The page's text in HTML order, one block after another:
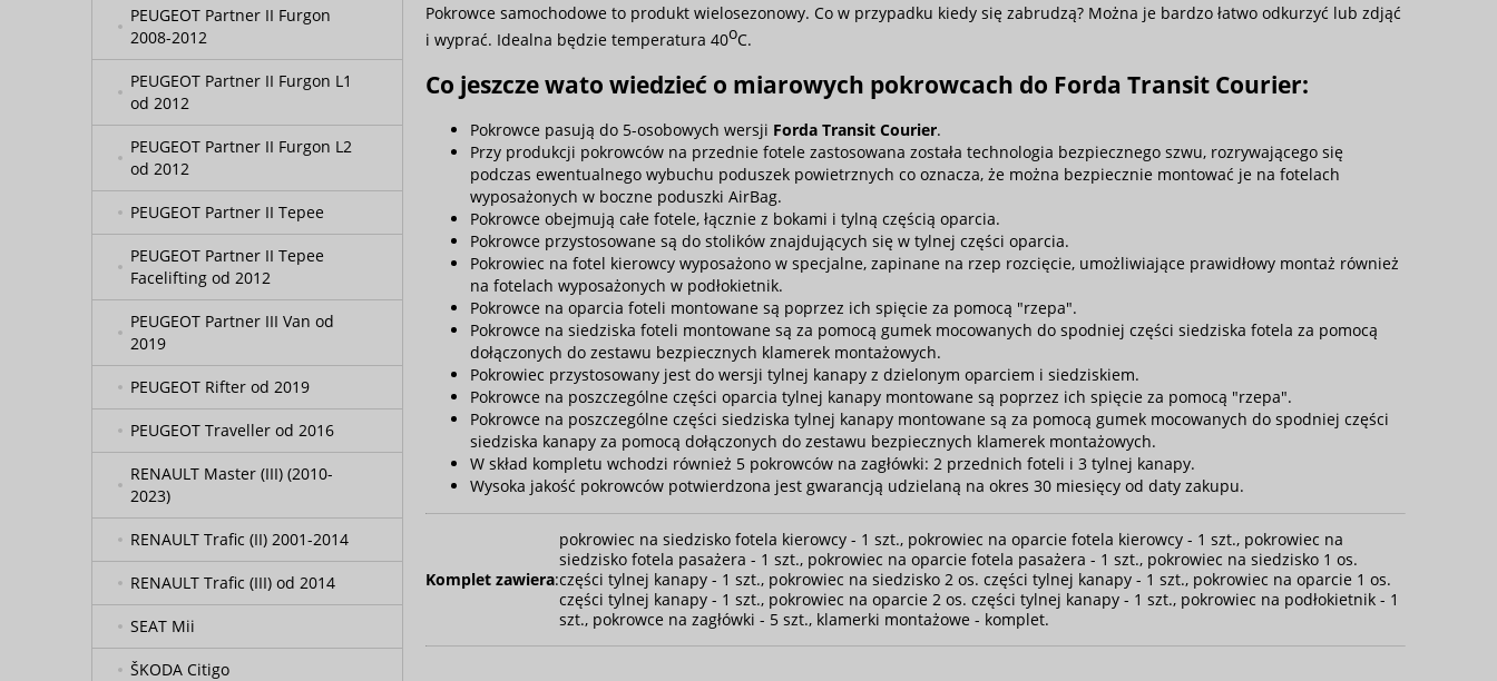
PEUGEOT Partner II Furgon
2008-2012
PEUGEOT Partner II Furgon L1
od 2012
PEUGEOT Partner II Furgon L2
od 2012
PEUGEOT Partner II Tepee
PEUGEOT Partner II Tepee
Facelifting od 2012
PEUGEOT Partner III Van od
2019
PEUGEOT Rifter od 2019
PEUGEOT Traveller od 2016
RENAULT Master (III) (2010-
2023)
RENAULT Trafic (II) 2001-2014
RENAULT Trafic (III) od 2014
SEAT Mii
ŠKODA Citigo
Pokrowce samochodowe to produkt wielosezonowy. Co w przypadku kiedy się zabrudzą? Można je bardzo łatwo odkurzyć lub zdjąć
i wyprać. Idealna będzie temperatura 40oC.
Co jeszcze wato wiedzieć o miarowych pokrowcach do Forda Transit Courier:
Pokrowce pasują do 5-osobowych wersji Forda Transit Courier.
Przy produkcji pokrowców na przednie fotele zastosowana została technologia bezpiecznego szwu, rozrywającego się
podczas ewentualnego wybuchu poduszek powietrznych co oznacza, że można bezpiecznie montować je na fotelach
wyposażonych w boczne poduszki AirBag.
Pokrowce obejmują całe fotele, łącznie z bokami i tylną częścią oparcia.
Pokrowce przystosowane są do stolików znajdujących się w tylnej części oparcia.
Pokrowiec na fotel kierowcy wyposażono w specjalne, zapinane na rzep rozcięcie, umożliwiające prawidłowy montaż również
na fotelach wyposażonych w podłokietnik.
Pokrowce na oparcia foteli montowane są poprzez ich spięcie za pomocą "rzepa".
Pokrowce na siedziska foteli montowane są za pomocą gumek mocowanych do spodniej części siedziska fotela za pomocą
dołączonych do zestawu bezpiecznych klamerek montażowych.
Pokrowiec przystosowany jest do wersji tylnej kanapy z dzielonym oparciem i siedziskiem.
Pokrowce na poszczególne części oparcia tylnej kanapy montowane są poprzez ich spięcie za pomocą "rzepa".
Pokrowce na poszczególne części siedziska tylnej kanapy montowane są za pomocą gumek mocowanych do spodniej części
siedziska kanapy za pomocą dołączonych do zestawu bezpiecznych klamerek montażowych.
W skład kompletu wchodzi również 5 pokrowców na zagłówki: 2 przednich foteli i 3 tylnej kanapy.
Wysoka jakość pokrowców potwierdzona jest gwarancją udzielaną na okres 30 miesięcy od daty zakupu.
Komplet zawiera:
pokrowiec na siedzisko fotela kierowcy - 1 szt., pokrowiec na oparcie fotela kierowcy - 1 szt., pokrowiec na
siedzisko fotela pasażera - 1 szt., pokrowiec na oparcie fotela pasażera - 1 szt., pokrowiec na siedzisko 1 os.
części tylnej kanapy - 1 szt., pokrowiec na siedzisko 2 os. części tylnej kanapy - 1 szt., pokrowiec na oparcie 1 os.
części tylnej kanapy - 1 szt., pokrowiec na oparcie 2 os. części tylnej kanapy - 1 szt., pokrowiec na podłokietnik - 1
szt., pokrowce na zagłówki - 5 szt., klamerki montażowe - komplet.